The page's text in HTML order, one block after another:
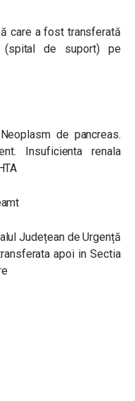
care a fost transferată
(spital de suport) pe
de pancreas.
Insuficienta renala
Județean de Urgență
apoi in Sectia